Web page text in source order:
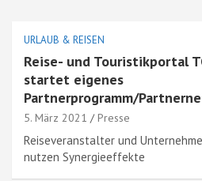
URLAUB & REISEN
Reise- und Touristikportal
startet eigenes
Partnerprogramm/
5. März 2021 Presse
Reiseveranstalter und
nutzen Synergieeffekte